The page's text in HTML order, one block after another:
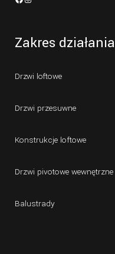
Facebook
Instagram
Zakres działania
Drzwi loftowe
Drzwi przesuwne
Konstrukcje loftowe
Drzwi pivotowe wewnętrzne
Balustrady